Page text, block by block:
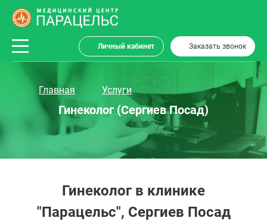
Личный кабинет Заказать звонок
Главная Услуги
Гинеколог (Сергиев Посад)
Гинеколог в клинике
"Парацельс", Сергиев Посад